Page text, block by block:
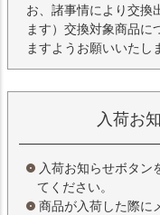
お、諸事情により交換
ます）交換対象商品に
ますようお願いいたし
入荷お
入荷お知らせボタン
てください。
商品が入荷した際に